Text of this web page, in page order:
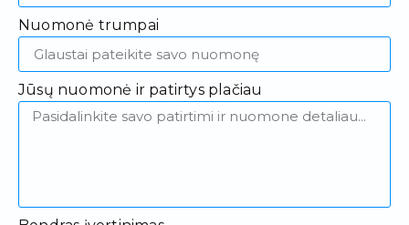
Nuomonė trumpai
Jūsų nuomonė ir patirtys plačiau